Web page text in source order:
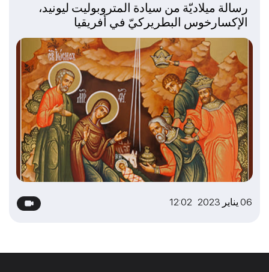
06 يناير 2023 12:02
رسالة ميلاديّة من سيادة المتروبوليت ليونيد،
الإكسارخوس البطريركيّ في أفريقيا